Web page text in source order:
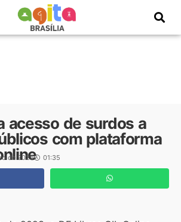
acesso de surdos a
com plataforma
de 2025 01:35